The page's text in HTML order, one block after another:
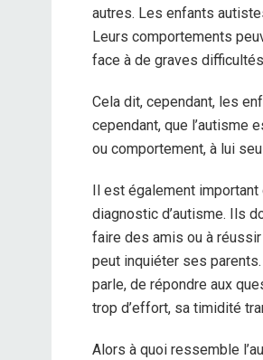
autres. Les enfants
Leurs comportements
face à de graves
Cela dit, cependant, les
cependant, que l’autisme
ou comportement, à lui
Il est également
diagnostic d’autisme. Ils
faire des amis ou à
peut inquiéter ses
parle, de répondre aux
trop d’effort, sa timidité
Alors à quoi ressemble